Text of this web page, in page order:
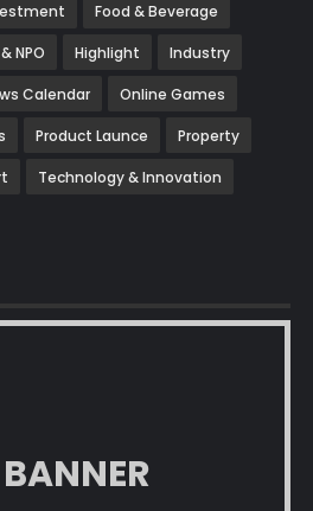
Food & Beverage
NPO Highlight Industry
Calendar Online Games
Product Launce Property
Technology & Innovation